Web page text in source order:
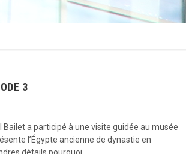
3
a participé à une visite guidée au musée
l’Égypte ancienne de dynastie en